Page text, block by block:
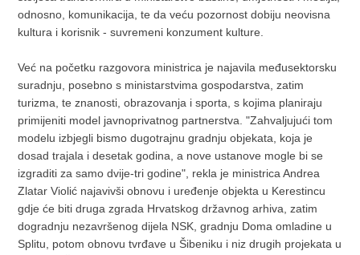
odnosno, komunikacija, te da veću pozornost dobiju neovisna
kultura i korisnik - suvremeni konzument kulture.
Već na početku razgovora ministrica je najavila međusektorsku
suradnju, posebno s ministarstvima gospodarstva, zatim
turizma, te znanosti, obrazovanja i sporta, s kojima planiraju
primijeniti model javnoprivatnog partnerstva. "Zahvaljujući tom
modelu izbjegli bismo dugotrajnu gradnju objekata, koja je
dosad trajala i desetak godina, a nove ustanove mogle bi se
izgraditi za samo dvije-tri godine", rekla je ministrica Andrea
Zlatar Violić najavivši obnovu i uređenje objekta u Kerestincu
gdje će biti druga zgrada Hrvatskog državnog arhiva, zatim
dogradnju nezavršenog dijela NSK, gradnju Doma omladine u
Splitu, potom obnovu tvrđave u Šibeniku i niz drugih projekata u